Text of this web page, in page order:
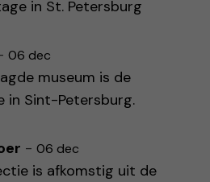
in St. Petersburg
06 dec
museum is de
in Sint-Petersburg.
- 06 dec
is afkomstig uit de